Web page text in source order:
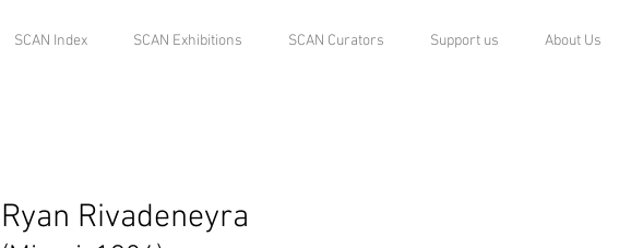
SCAN Index SCAN Exhibitions SCAN Curators Support us About Us
Ryan Rivadeneyra